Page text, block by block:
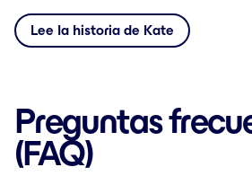
Lee la historia de Kate
Preguntas
(FAQ)